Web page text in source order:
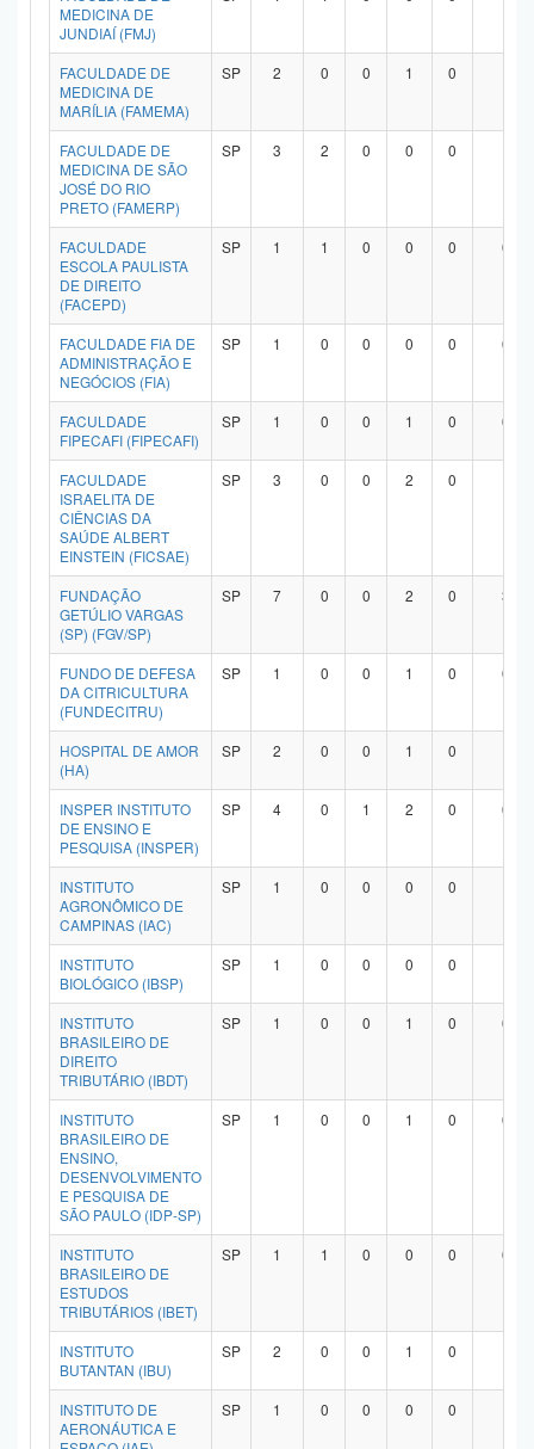
MEDICINA DE
JUNDIAÍ (FMJ)
FACULDADE DE
MEDICINA DE
MARÍLIA (FAMEMA)
SP 2 0 0 1 0
FACULDADE DE
MEDICINA DE SÃO
JOSÉ DO RIO
PRETO (FAMERP)
SP 3 2 0 0 0
FACULDADE
ESCOLA PAULISTA
DE DIREITO
(FACEPD)
SP 1 1 0 0 0 0
FACULDADE FIA DE
ADMINISTRAÇÃO E
NEGÓCIOS (FIA)
SP 1 0 0 0 0 0
FACULDADE
FIPECAFI (FIPECAFI)
SP 1 0 0 1 0 0
FACULDADE
ISRAELITA DE
CIÊNCIAS DA
SAÚDE ALBERT
EINSTEIN (FICSAE)
SP 3 0 0 2 0
FUNDAÇÃO
GETÚLIO VARGAS
(SP) (FGV/SP)
SP 7 0 0 2 0 3
FUNDO DE DEFESA
DA CITRICULTURA
(FUNDECITRU)
SP 1 0 0 1 0 0
HOSPITAL DE AMOR
(HA)
SP 2 0 0 1 0
INSPER INSTITUTO
DE ENSINO E
PESQUISA (INSPER)
SP 4 0 1 2 0 0
INSTITUTO
AGRONÔMICO DE
CAMPINAS (IAC)
SP 1 0 0 0 0
INSTITUTO
BIOLÓGICO (IBSP)
SP 1 0 0 0 0
INSTITUTO
BRASILEIRO DE
DIREITO
TRIBUTÁRIO (IBDT)
SP 1 0 0 1 0 0
INSTITUTO
BRASILEIRO DE
ENSINO,
DESENVOLVIMENTO
E PESQUISA DE
SÃO PAULO (IDP-SP)
SP 1 0 0 1 0 0
INSTITUTO
BRASILEIRO DE
ESTUDOS
TRIBUTÁRIOS (IBET)
SP 1 1 0 0 0 0
INSTITUTO
BUTANTAN (IBU)
SP 2 0 0 1 0
INSTITUTO DE
AERONÁUTICA E
SP 1 0 0 0 0